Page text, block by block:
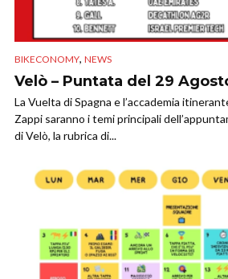
BIKECONOMY, NEWS
Velò – Puntata del 29
La Vuelta di Spagna e l’accademia
Zappi saranno i temi principali
di Velò, la rubrica di...